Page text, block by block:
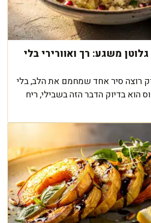
משגע: רך ואוורירי בלי
רוצה סיר אחד שמחמם את הלב, בלי
הוא בדיוק הדבר הזה בשבילי, ריח